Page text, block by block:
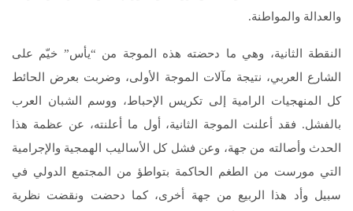
والعدالة والمواطنة.
النقطة الثانية، وهي ما دحضته هذه الموجة من “يأس” خيّم على
الشارع العربي، نتيجة مآلات الموجة الأولى، وضربت بعرض الحائط
كل المنهجيات الرامية إلى تكريس الإحباط، ووسم الشبان العرب
بالفشل. فقد أعلنت الموجة الثانية، أول ما أعلنته، عن عظمة هذا
الحدث وأصالته من جهة، وعن فشل كل الأساليب الهمجية والإجرامية
التي مورست من الطغم الحاكمة بتواطؤ من المجتمع الدولي في
سبيل وأد هذا الربيع من جهة أخرى، كما دحضت ونقضت نظرية